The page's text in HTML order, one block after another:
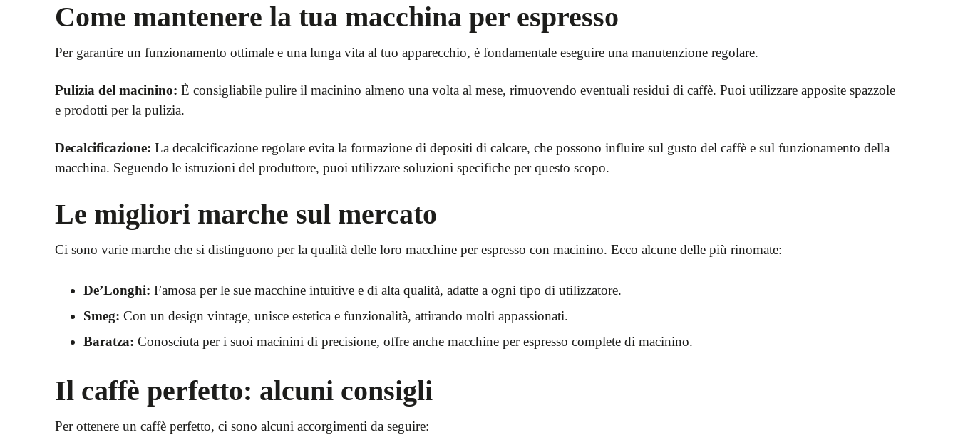
Come mantenere la tua macchina per espresso
Per garantire un funzionamento ottimale e una lunga vita al tuo apparecchio, è fondamentale eseguire una manutenzione regolare.
Pulizia del macinino: È consigliabile pulire il macinino almeno una volta al mese, rimuovendo eventuali residui di caffè. Puoi utilizzare apposite spazzole
e prodotti per la pulizia.
Decalcificazione: La decalcificazione regolare evita la formazione di depositi di calcare, che possono influire sul gusto del caffè e sul funzionamento della
macchina. Seguendo le istruzioni del produttore, puoi utilizzare soluzioni specifiche per questo scopo.
Le migliori marche sul mercato
Ci sono varie marche che si distinguono per la qualità delle loro macchine per espresso con macinino. Ecco alcune delle più rinomate:
De’Longhi: Famosa per le sue macchine intuitive e di alta qualità, adatte a ogni tipo di utilizzatore.
Smeg: Con un design vintage, unisce estetica e funzionalità, attirando molti appassionati.
Baratza: Conosciuta per i suoi macinini di precisione, offre anche macchine per espresso complete di macinino.
Il caffè perfetto: alcuni consigli
Per ottenere un caffè perfetto, ci sono alcuni accorgimenti da seguire: